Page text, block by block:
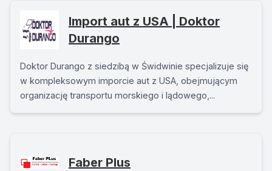
Import aut z USA | Doktor
Durango
Doktor Durango z siedzibą w Świdwinie specjalizuje się
w kompleksowym imporcie aut z USA, obejmującym
organizację transportu morskiego i lądowego,...
Faber Plus